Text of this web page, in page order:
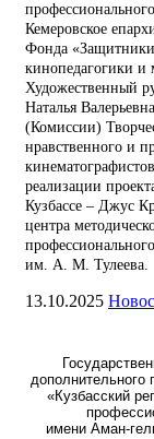
Кемеровское
Фонда «Защитники
кинопедагогики
Художественный
Наталья
(Комиссии)
нравственного и
реализации
Кузбассе – Джус
центра
им. А. М. Тулеева.
13.10.2025
дополнительного
«Кузбасский
имени Аман-